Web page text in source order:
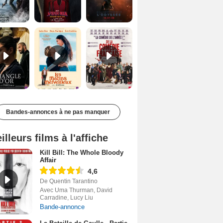
Le Triangle d'or Bande-annonce VF De la Comédie-Française Teaser VF
Bandes-annonces à ne pas manquer
films à l'affiche
Kill Bill: The Whole Bloody
Affair
4,6
De Quentin Tarantino
Avec Uma Thurman, David
Carradine, Lucy Liu
Bande-annonce